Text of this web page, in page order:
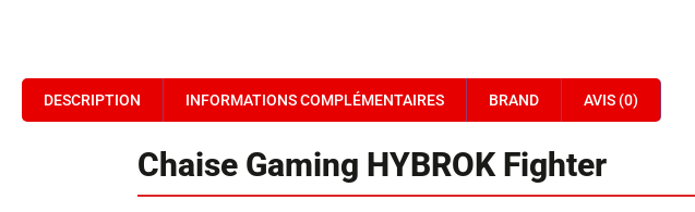
DESCRIPTION INFORMATIONS COMPLÉMENTAIRES BRAND AVIS (0)
Chaise Gaming HYBROK Fighter